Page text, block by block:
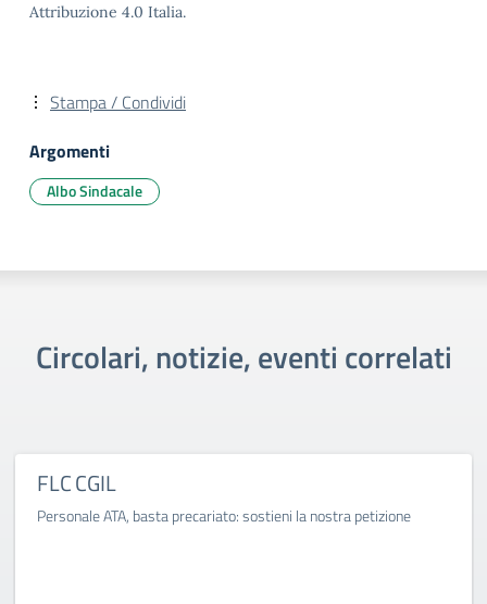
Attribuzione 4.0 Italia.
Stampa / Condividi
Argomenti
Albo Sindacale
Circolari, notizie, eventi correlati
FLC CGIL
Personale ATA, basta precariato: sostieni la nostra petizione